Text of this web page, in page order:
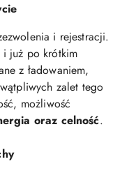
i rejestracji.
i już po krótkim
z ładowaniem,
zalet tego
możliwość
oraz celność.